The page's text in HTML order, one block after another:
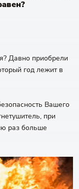
Давно приобрели
год лежит в
Вашего
при
раз больше